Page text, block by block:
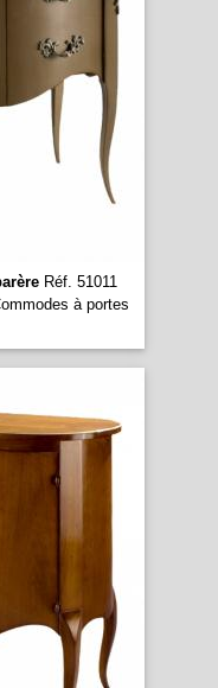
Réf. 51011
à portes